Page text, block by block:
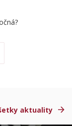
aktuality